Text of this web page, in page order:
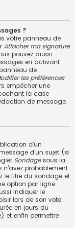
?
votre panneau de
Attacher ma signature
pouvez aussi
en activant
de
les préférences
empêcher une
la case
de message.
d’un
d’un sujet (si
Sondagesous la
probablement
le titre du sondage et
option par ligne
indiquer le
lors de son vote
en jours du
et enfin permettre